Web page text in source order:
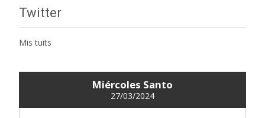
Twitter
Mis tuits
Miércoles Santo
27/03/2024